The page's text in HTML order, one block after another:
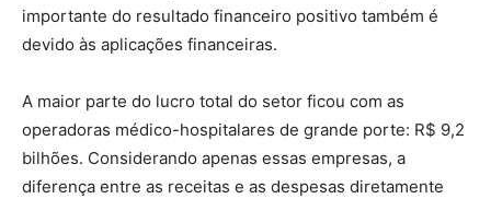
importante do resultado financeiro positivo também é
devido às aplicações financeiras.
A maior parte do lucro total do setor ficou com as
operadoras médico-hospitalares de grande porte: R$ 9,2
bilhões. Considerando apenas essas empresas, a
diferença entre as receitas e as despesas diretamente